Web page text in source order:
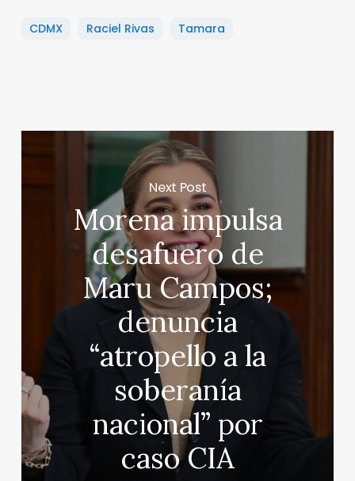
CDMX Raciel Rivas Tamara
Next Post
Morena impulsa
desafuero de
Maru Campos;
denuncia
“atropello a la
soberanía
nacional” por
caso CIA